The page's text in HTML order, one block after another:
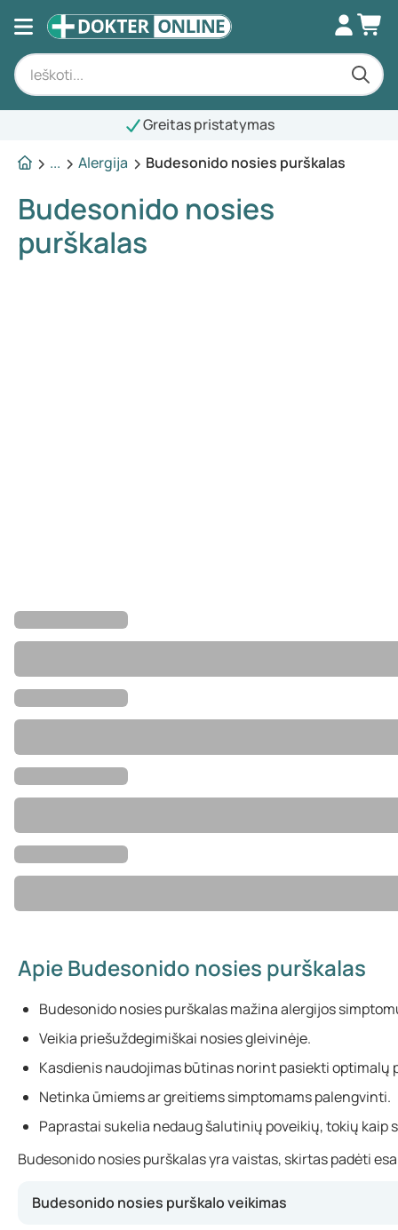
...
Alergija Budesonido nosies purškalas
Budesonido nosies
purškalas
Apie Budesonido nosies purškalas
Budesonido nosies purškalas mažina alergijos
Veikia priešuždegimiškai nosies gleivinėje.
Kasdienis naudojimas būtinas norint pasiekti optimalų
Netinka ūmiems ar greitiems simptomams palengvinti.
Paprastai sukelia nedaug šalutinių poveikių, tokių kaip
Budesonido nosies purškalas yra vaistas, skirtas padėti
Budesonido nosies purškalo veikimas